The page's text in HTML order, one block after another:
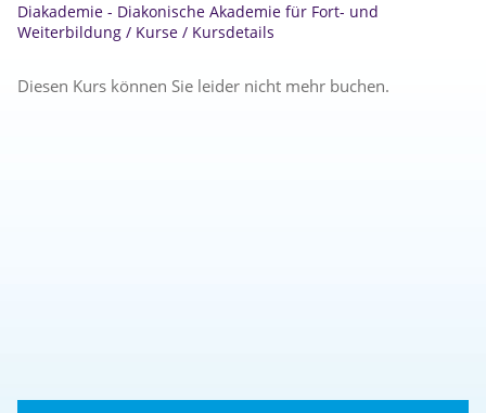
Diakademie - Diakonische Akademie für Fort- und
Weiterbildung / Kurse / Kursdetails
Diesen Kurs können Sie leider nicht mehr buchen.